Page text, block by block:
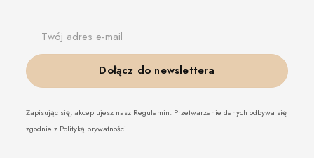
Twój adres e-mail
Dołącz do newslettera
Zapisując się, akceptujesz nasz Regulamin. Przetwarzanie danych odbywa się
zgodnie z Polityką prywatności.